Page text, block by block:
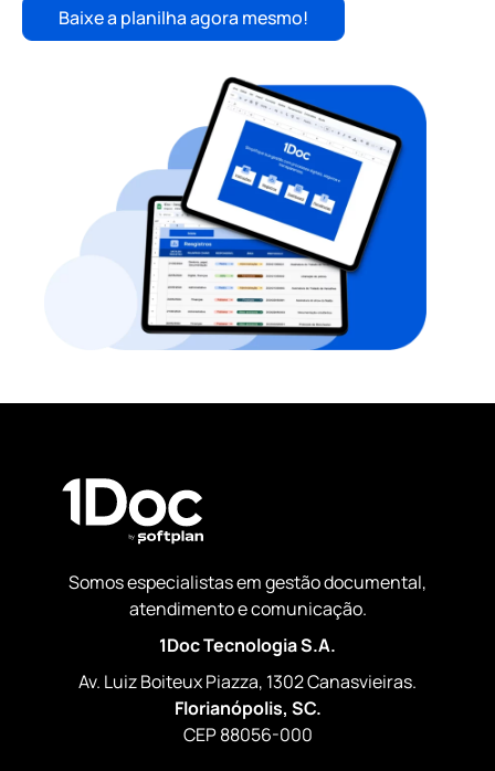
Baixe a planilha agora mesmo!
Somos especialistas em gestão documental,
atendimento e comunicação.
1Doc Tecnologia S.A.
Av. Luiz Boiteux Piazza, 1302 Canasvieiras.
Florianópolis, SC.
CEP 88056-000